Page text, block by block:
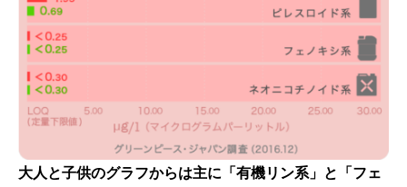
大人と子供のグラフからは主に「有機リン系」と「フェ